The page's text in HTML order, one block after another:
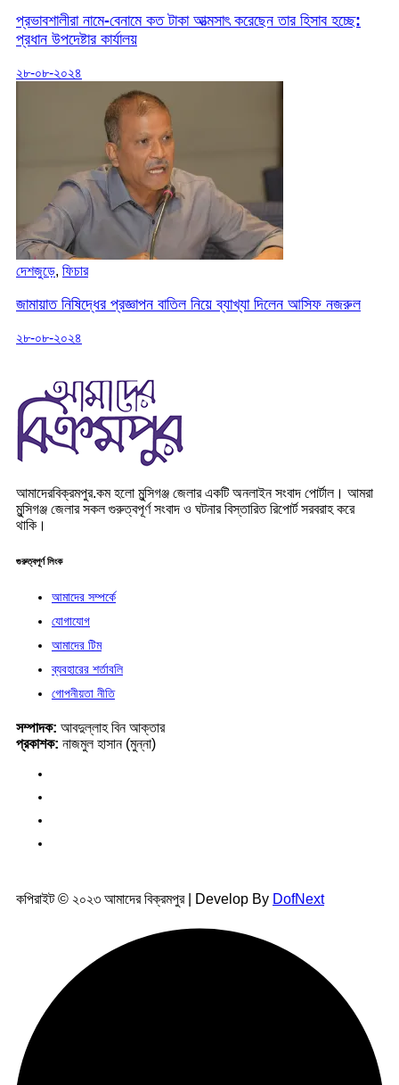
প্রভাবশালীরা নামে-বেনামে কত টাকা আত্মসাৎ করেছেন তার হিসাব হচ্ছে:
প্রধান উপদেষ্টার কার্যালয়
২৮-০৮-২০২৪
দেশজুড়ে, ফিচার
জামায়াত নিষিদ্ধের প্রজ্ঞাপন বাতিল নিয়ে ব্যাখ্যা দিলেন আসিফ নজরুল
২৮-০৮-২০২৪
আমাদেরবিক্রমপুর.কম হলো মুন্সিগঞ্জ জেলার একটি অনলাইন সংবাদ পোর্টাল। আমরা
মুন্সিগঞ্জ জেলার সকল গুরুত্বপূর্ণ সংবাদ ও ঘটনার বিস্তারিত রিপোর্ট সরবরাহ করে
থাকি।
গুরুত্বপূর্ণ লিংক
আমাদের সম্পর্কে
যোগাযোগ
আমাদের টিম
ব্যবহারের শর্তাবলি
গোপনীয়তা নীতি
সম্পাদক: আবদুল্লাহ বিন আক্তার
প্রকাশক: নাজমুল হাসান (মুন্না)
কপিরাইট © ২০২৩ আমাদের বিক্রমপুর | Develop By DofNext